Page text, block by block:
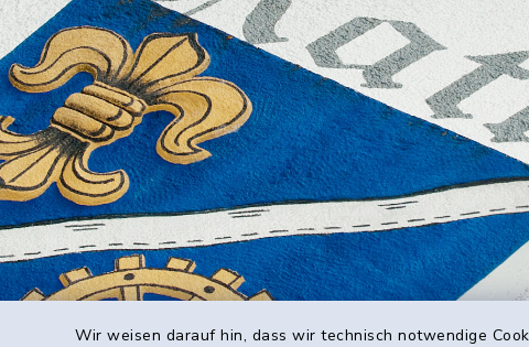
Wir weisen darauf hin, dass wir technisch notwendige